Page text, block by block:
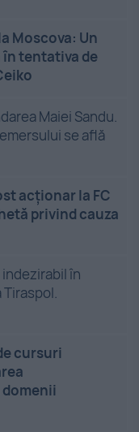
Moscova: Un
tentativa de
Maiei Sandu.
se află
acționar la FC
privind cauza
în
cursuri